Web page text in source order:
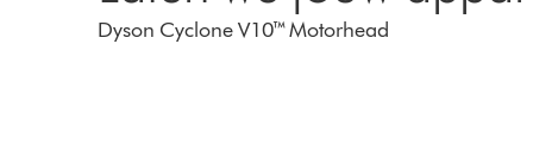
Dyson Cyclone V10™ Motorhead